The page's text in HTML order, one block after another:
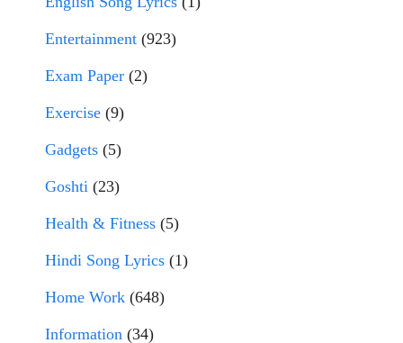
Entertainment (923)
Exam Paper (2)
Exercise (9)
Gadgets (5)
Goshti (23)
Health & Fitness (5)
Hindi Song Lyrics (1)
Home Work (648)
Information (34)